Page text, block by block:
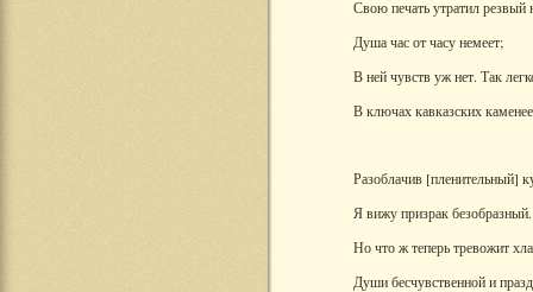
Свою печать утратил резвый
Душа час от часу немеет;
В ней чувств уж нет. Так
В ключах кавказских
Разоблачив [пленительный]
Я вижу призрак безобразный.
Но что ж теперь тревожит
Души бесчувственной и